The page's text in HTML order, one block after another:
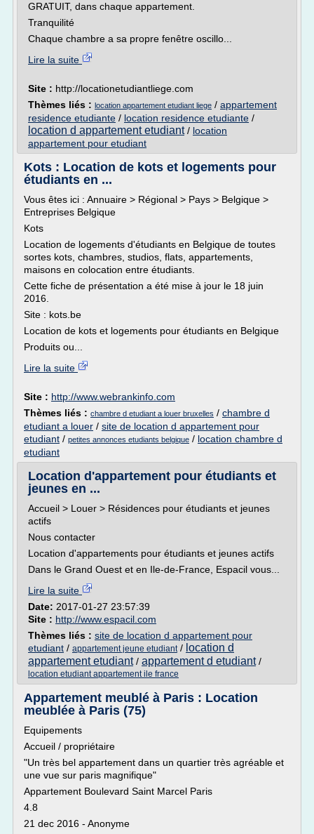
GRATUIT, dans chaque appartement.
Tranquilité
Chaque chambre a sa propre fenêtre oscillo...
Lire la suite
Site : http://locationetudiantliege.com
Thèmes liés : location appartement etudiant liege / appartement
residence etudiante / location residence etudiante /
location d appartement etudiant/ location
appartement pour etudiant
Kots : Location de kots et logements pour
étudiants en ...
Vous êtes ici : Annuaire > Régional > Pays > Belgique >
Entreprises Belgique
Kots
Location de logements d'étudiants en Belgique de toutes
sortes kots, chambres, studios, flats, appartements,
maisons en colocation entre étudiants.
Cette fiche de présentation a été mise à jour le 18 juin
2016.
Site : kots.be
Location de kots et logements pour étudiants en Belgique
Produits ou...
Lire la suite
Site : http://www.webrankinfo.com
Thèmes liés : chambre d etudiant a louer bruxelles / chambre d
etudiant a louer / site de location d appartement pour
etudiant / petites annonces etudiants belgique / location chambre d
etudiant
Location d'appartement pour étudiants et
jeunes en ...
Accueil > Louer > Résidences pour étudiants et jeunes
actifs
Nous contacter
Location d'appartements pour étudiants et jeunes actifs
Dans le Grand Ouest et en Ile-de-France, Espacil vous...
Lire la suite
Date: 2017-01-27 23:57:39
Site : http://www.espacil.com
Thèmes liés : site de location d appartement pour
etudiant / appartement jeune etudiant/ location d
appartement etudiant/ appartement d etudiant/
location etudiant appartement ile france
Appartement meublé à Paris : Location
meublée à Paris (75)
Equipements
Accueil / propriétaire
"Un très bel appartement dans un quartier très agréable et
une vue sur paris magnifique"
Appartement Boulevard Saint Marcel Paris
4.8
21 dec 2016 - Anonyme